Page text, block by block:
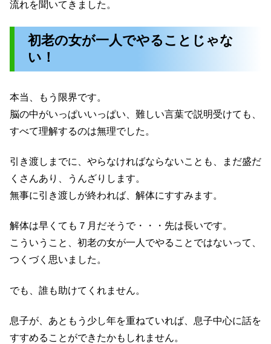
流れを聞いてきました。
初老の女が一人でやることじゃな
い！
本当、もう限界です。
脳の中がいっぱいいっぱい、難しい言葉で説明受けても、
すべて理解するのは無理でした。
引き渡しまでに、やらなければならないことも、まだ盛だ
くさんあり、うんざりします。
無事に引き渡しが終われば、解体にすすみます。
解体は早くても７月だそうで・・・先は長いです。
こういうこと、初老の女が一人でやることではないって、
つくづく思いました。
でも、誰も助けてくれません。
息子が、あともう少し年を重ねていれば、息子中心に話を
すすめることができたかもしれません。